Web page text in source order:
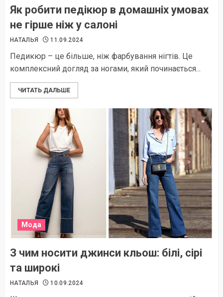
Як робити педікюр в домашніх умовах
не гірше ніж у салоні
НАТАЛЬЯ 11.09.2024
Педикюр – це більше, ніж фарбування нігтів. Це
комплексний догляд за ногами, який починається...
ЧИТАТЬ ДАЛЬШЕ
Мода
З чим носити джинси кльош: білі, сірі
та широкі
НАТАЛЬЯ 10.09.2024